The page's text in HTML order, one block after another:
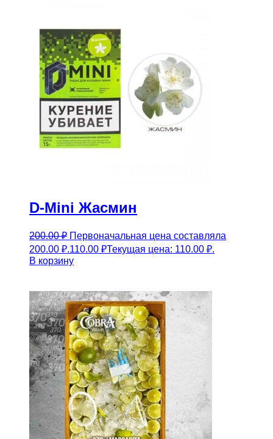
D-Mini Жасмин
200.00₽ Первоначальная цена составляла
200.00 ₽.110.00 ₽Текущая цена: 110.00 ₽.
В корзину